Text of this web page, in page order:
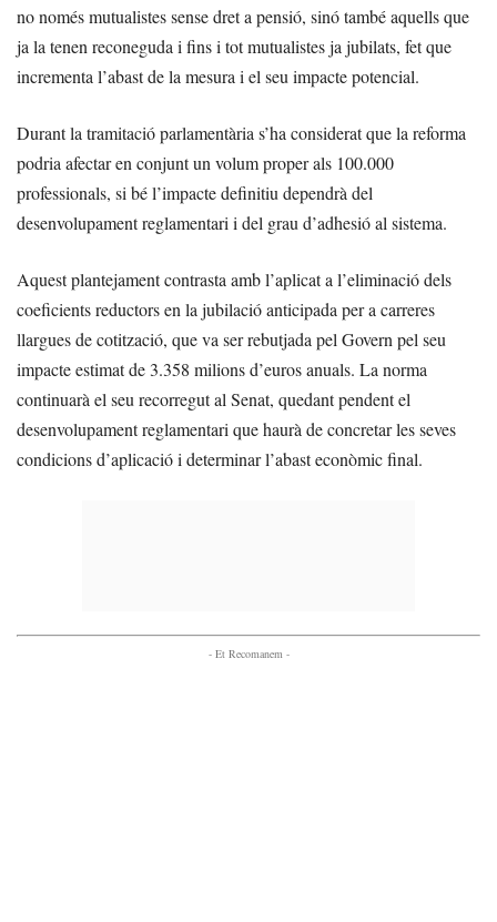
no només mutualistes sense dret a pensió, sinó també aquells que
ja la tenen reconeguda i fins i tot mutualistes ja jubilats, fet que
incrementa l’abast de la mesura i el seu impacte potencial.
Durant la tramitació parlamentària s’ha considerat que la reforma
podria afectar en conjunt un volum proper als 100.000
professionals, si bé l’impacte definitiu dependrà del
desenvolupament reglamentari i del grau d’adhesió al sistema.
Aquest plantejament contrasta amb l’aplicat a l’eliminació dels
coeficients reductors en la jubilació anticipada per a carreres
llargues de cotització, que va ser rebutjada pel Govern pel seu
impacte estimat de 3.358 milions d’euros anuals. La norma
continuarà el seu recorregut al Senat, quedant pendent el
desenvolupament reglamentari que haurà de concretar les seves
condicions d’aplicació i determinar l’abast econòmic final.
- Et Recomanem -